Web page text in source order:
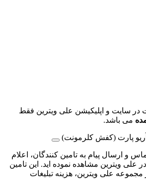
در سایت و اپلیکیشن علی ویترین فقط
می باشد.
پارت (کفش کلرمونت)
و ارسال پیام به تامین کنندگان، اعلام
علی ویترین مشاهده نموده اید. این تامین
علی ویترین، هزینه تبلیغات